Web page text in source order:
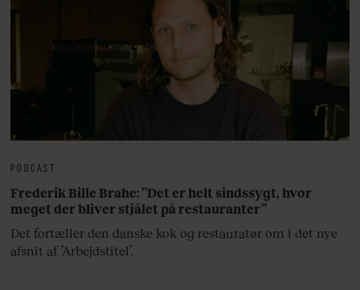
PODCAST
Frederik Bille Brahe: ”Det er helt sindssygt, hvor
meget der bliver stjålet på restauranter”
Det fortæller den danske kok og restauratør om i det nye
afsnit af ’Arbejdstitel’.